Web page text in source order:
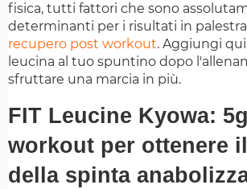
fisica, tutti fattori che sono
determinanti per i risultati in palestra
recupero post workout. Aggiungi
leucina al tuo spuntino dopo
sfruttare una marcia in più.
FIT Leucine Kyowa:
workout per ottenere
della spinta